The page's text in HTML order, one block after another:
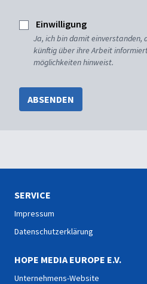
Einwilligung
Ja, ich bin damit einverstanden,
künftig über ihre Arbeit
möglichkeiten hinweist.
ABSENDEN
SERVICE
Impressum
Datenschutzerklärung
HOPE MEDIA EUROPE E.V.
Unternehmens-Website